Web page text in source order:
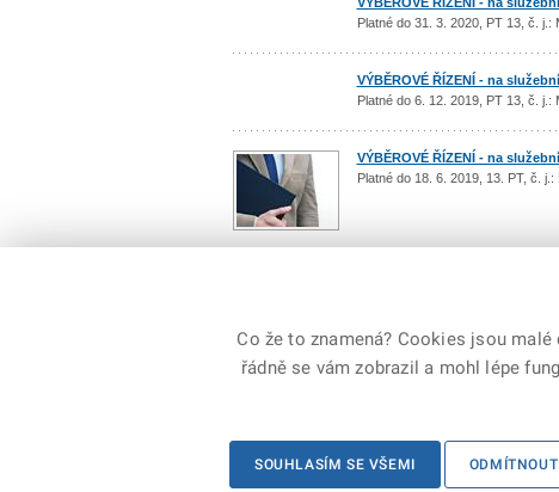
Platné do 31. 3. 2020, PT 13, č. j.:
VÝBĚROVÉ ŘÍZENÍ - na
Platné do 6. 12. 2019, PT 13, č. j.:
VÝBĚROVÉ ŘÍZENÍ - na
Platné do 18. 6. 2019, 13. PT, č.
© 2026 Ministerstvo vnitra České republiky, všechna
Co že to znamená? Cookies jsou
řádně se vám zobrazil a mohl lépe
SOUHLASÍM SE VŠEMI